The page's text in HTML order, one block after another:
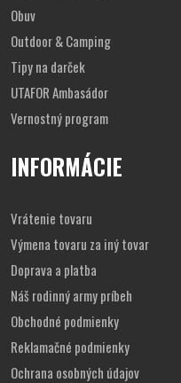
Obuv
Outdoor & Camping
Tipy na darček
UTAFOR Ambasádor
Vernostný program
INFORMÁCIE
Vrátenie tovaru
Výmena tovaru za iný tovar
Doprava a platba
Náš rodinný army príbeh
Obchodné podmienky
Reklamačné podmienky
Ochrana osobných údajov